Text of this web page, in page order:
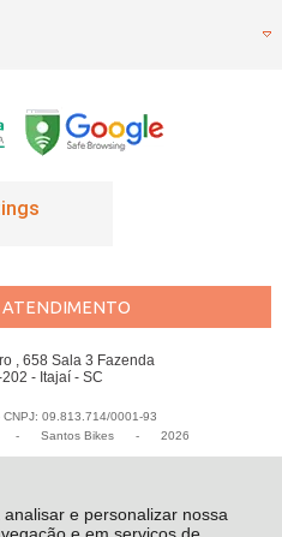
e personalizar nossa
, 658 Sala 3 Fazenda
- Itajaí - SC
CNPJ: 09.813.714/0001-93
- Santos Bikes - 2026